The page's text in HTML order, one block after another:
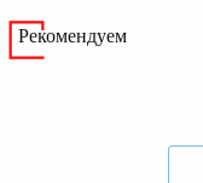
Рекомендуем